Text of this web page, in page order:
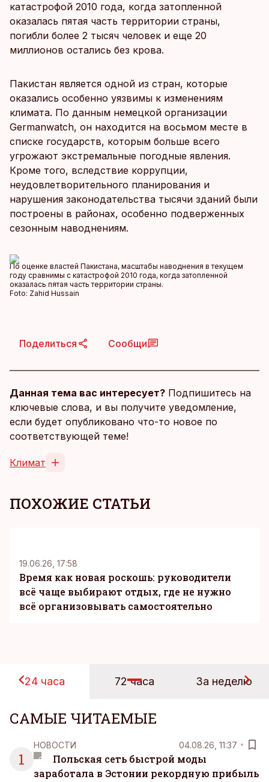
катастрофой 2010 года, когда затопленной
оказалась пятая часть территории страны,
погибли более 2 тысяч человек и еще 20
миллионов остались без крова.
Пакистан является одной из стран, которые
оказались особенно уязвимы к изменениям
климата. По данным немецкой организации
Germanwatch, он находится на восьмом месте в
списке государств, которым больше всего
угрожают экстремальные погодные явления.
Кроме того, вследствие коррупции,
неудовлетворительного планирования и
нарушения законодательства тысячи зданий были
построены в районах, особенно подверженных
сезонным наводнениям.
По оценке властей Пакистана, масштабы наводнения в текущем
году сравнимы с катастрофой 2010 года, когда затопленной
оказалась пятая часть территории страны.
Foto: Zahid Hussain
Поделиться Сообщи
Данная тема вас интересует? Подпишитесь на
ключевые слова, и вы получите уведомление,
если будет опубликовано что-то новое по
соответствующей теме!
Климат
ПОХОЖИЕ СТАТЬИ
19.06.26, 17:58
Время как новая роскошь: руководители
всё чаще выбирают отдых, где не нужно
всё организовывать самостоятельно
24 часа 72 часа За неделю
САМЫЕ ЧИТАЕМЫЕ
1
НОВОСТИ 04.08.26, 11:37
Польская сеть быстрой моды
заработала в Эстонии рекордную прибыль